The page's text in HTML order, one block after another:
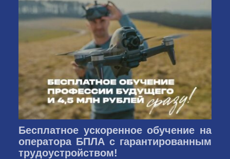
Бесплатное ускоренное обучение на
оператора БПЛА с гарантированным
трудоустройством!